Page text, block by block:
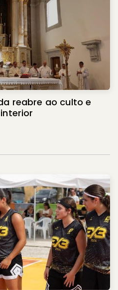
reabre ao culto e